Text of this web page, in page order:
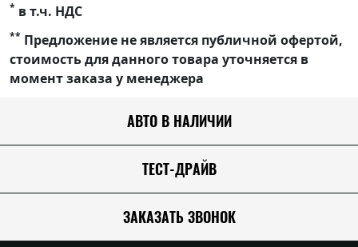
* в т.ч. НДС
** Предложение не является публичной офертой,
стоимость для данного товара уточняется в
момент заказа у менеджера
АВТО В НАЛИЧИИ
ТЕСТ-ДРАЙВ
ЗАКАЗАТЬ ЗВОНОК